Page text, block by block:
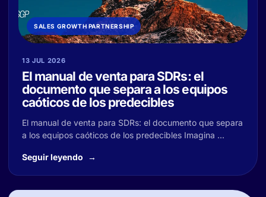
SALES GROWTH PARTNERSHIP
13 JUL 2026
El manual de venta para SDRs: el
documento que separa a los equipos
caóticos de los predecibles
El manual de venta para SDRs: el documento que separa
a los equipos caóticos de los predecibles Imagina ...
Seguir leyendo